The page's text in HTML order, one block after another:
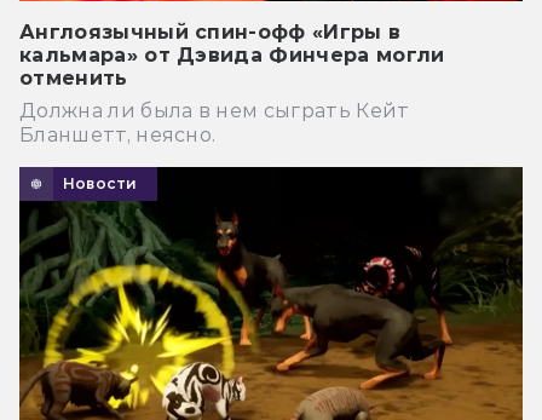
Англоязычный спин-офф «Игры в
кальмара» от Дэвида Финчера могли
отменить
Должна ли была в нем сыграть Кейт
Бланшетт, неясно.
Новости